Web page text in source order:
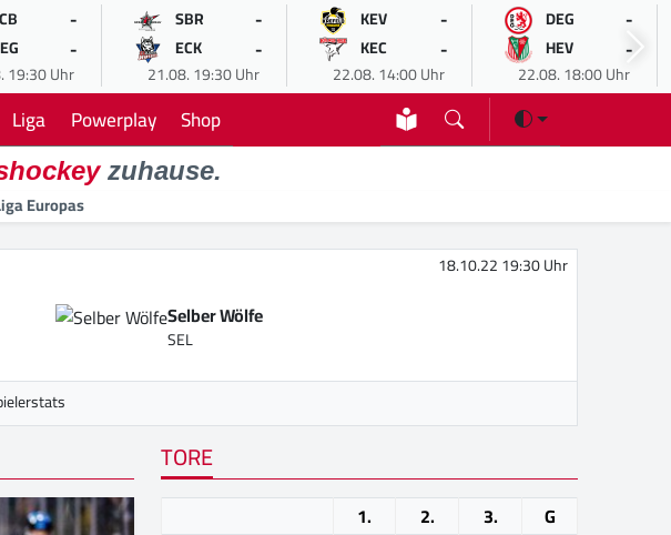
-
-
19:30 Uhr
SBR -
ECK -
21.08. 19:30 Uhr
KEV -
KEC -
22.08. 14:00 Uhr
DEG -
HEV -
22.08. 18:00 Uhr
Liga Powerplay Shop
zuhause.
Europas
18.10.22 19:30 Uhr
Selber Wölfe
SEL
TORE
1. 2. 3.
G